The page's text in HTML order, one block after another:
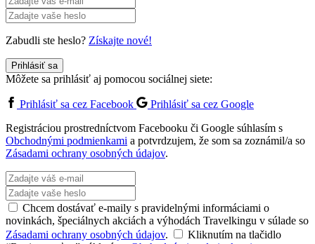
Zabudli ste heslo? Získajte nové!
Prihlásiť sa
Môžete sa prihlásiť aj pomocou sociálnej siete:
Prihlásiť sa cez Facebook
Prihlásiť sa cez Google
Registráciou prostredníctvom Facebooku či Google súhlasím s
Obchodnými podmienkami a potvrdzujem, že som sa zoznámil/a so
Zásadami ochrany osobných údajov.
Chcem dostávať e-maily s pravidelnými informáciami o
novinkách, špeciálnych akciách a výhodách Travelkingu v súlade so
Zásadami ochrany osobných údajov.
Kliknutím na tlačidlo